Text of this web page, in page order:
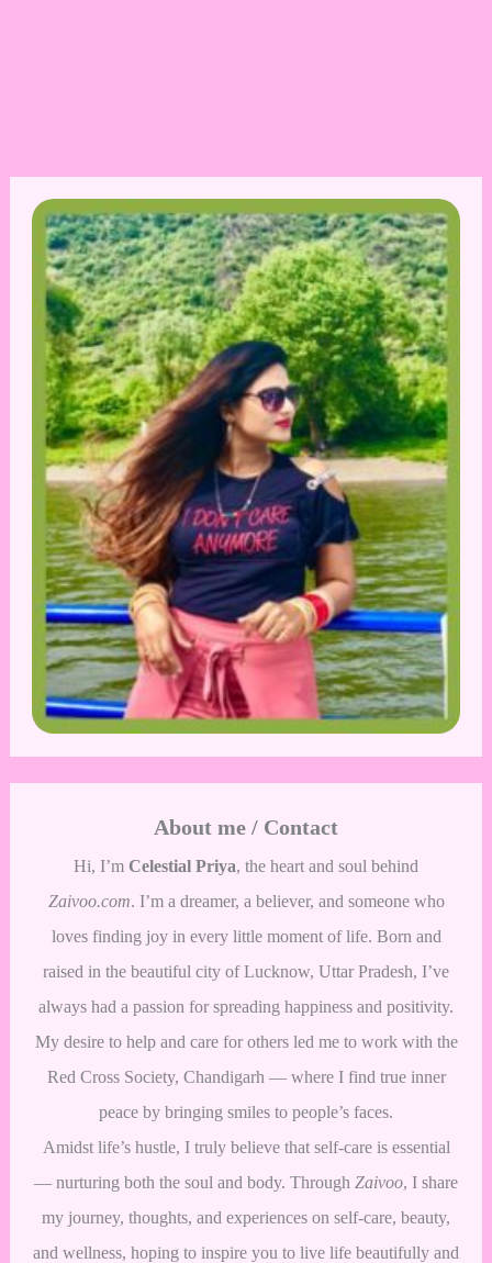
About me / Contact
Hi, I’m Celestial Priya, the heart and soul behind
Zaivoo.com. I’m a dreamer, a believer, and someone who
loves finding joy in every little moment of life. Born and
raised in the beautiful city of Lucknow, Uttar Pradesh, I’ve
always had a passion for spreading happiness and positivity.
My desire to help and care for others led me to work with the
Red Cross Society, Chandigarh — where I find true inner
peace by bringing smiles to people’s faces.
Amidst life’s hustle, I truly believe that self-care is essential
— nurturing both the soul and body. Through Zaivoo, I share
my journey, thoughts, and experiences on self-care, beauty,
and wellness, hoping to inspire you to live life beautifully and